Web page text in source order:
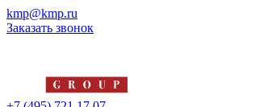
kmp@kmp.ru
Заказать звонок